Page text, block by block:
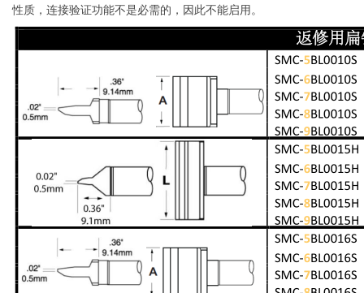
性质，连接验证功能不是必需的，因此不能启用。